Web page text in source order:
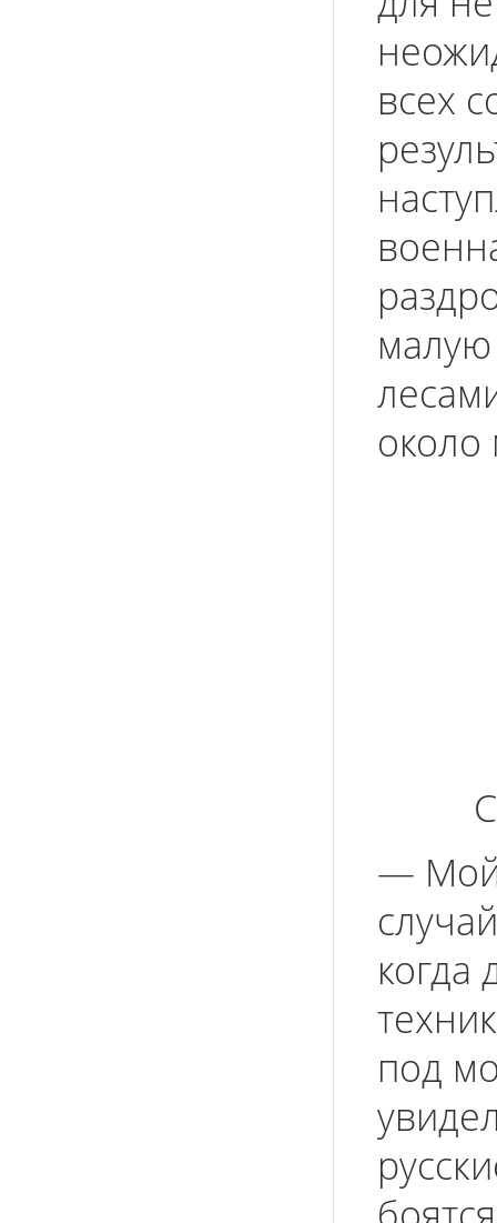
всех
малую
около
— Мой
когда
под